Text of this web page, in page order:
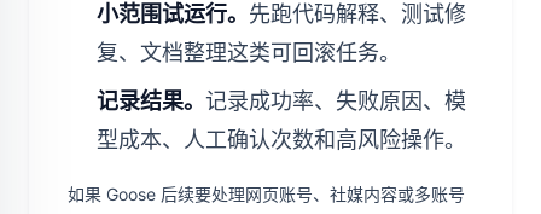
小范围试运行。 先跑代码解释、测试修
复、文档整理这类可回滚任务。
记录结果。 记录成功率、失败原因、模
型成本、人工确认次数和高风险操作。
如果 Goose 后续要处理网页账号、社媒内容或多账号